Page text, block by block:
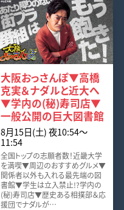
大阪おっさんぽ▼高橋
克実＆ナダルと近大へ
▼学内の(秘)寿司店▼
一般公開の巨大図書館
8月15日(土) 夜10:54〜
11:54
全国トップの志願者数！近畿大学
を満喫▼周辺のおすすめグルメ▼
関係者以外も入れる最先端の図
書館▼学生は立入禁止!?学内の
(秘)寿司店▼歴史ある相撲部＆応
援団でナダルが…